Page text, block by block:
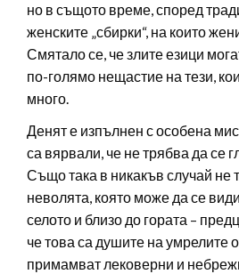
но в същото време, според
женските „сбирки“, на които
Смятало се, че злите езици
по-голямо нещастие на тези,
много.
Денят е изпълнен с особена
са вярвали, че не трябва да се
Също така в никакъв случай не
неволята, която може да се
селото и близо до гората –
че това са душите на умрелите
примамват лековерни и